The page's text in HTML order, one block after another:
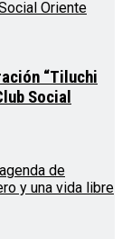
“Tiluchi
Social